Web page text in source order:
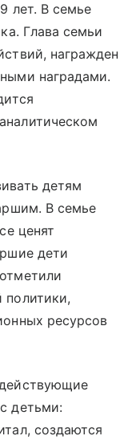
лет. В семье
Глава семьи
награжден
наградами.
детям
В семье
ценят
дети
политики,
ресурсов
детьми:
создаются